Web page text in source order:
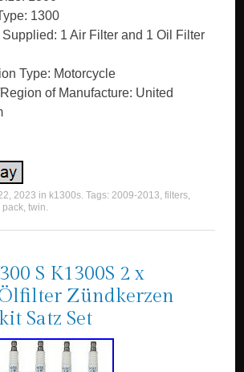
1300
1 Air Filter and 1 Oil Filter
Type: Motorcycle
of Manufacture: United
2023 in k1300s. Tags:2009-2013,filters,
pack,twin.
S K1300S 2 x
Zündkerzen
Satz Set